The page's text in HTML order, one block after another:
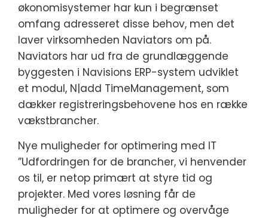
økonomisystemer har kun i begrænset
omfang adresseret disse behov, men det
laver virksomheden Naviators om på.
Naviators har ud fra de grundlæggende
byggesten i Navisions ERP-system udviklet
et modul, N|add TimeManagement, som
dækker registreringsbehovene hos en række
vækstbrancher.
Nye muligheder for optimering med IT
”Udfordringen for de brancher, vi henvender
os til, er netop primært at styre tid og
projekter. Med vores løsning får de
muligheder for at optimere og overvåge